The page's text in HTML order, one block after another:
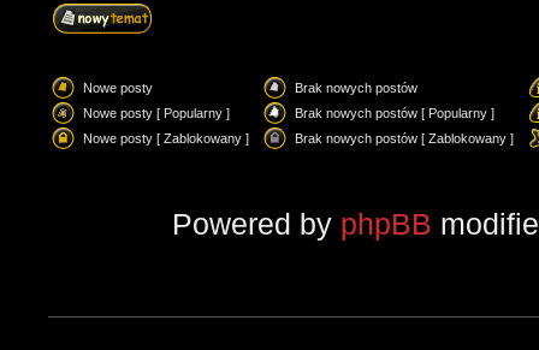
Nowe posty
Brak nowych postów
Nowe posty [ Popularny ]
Brak nowych postów [ Popularny ]
Nowe posty [ Zablokowany ]
Brak nowych postów [ Zablokowany ]
Powered by phpBB